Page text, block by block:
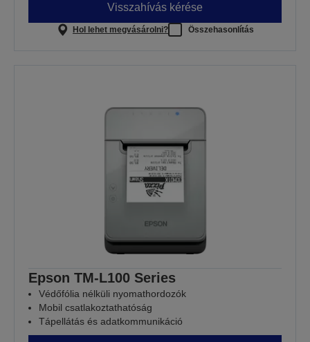
Visszahívás kérése
Hol lehet megvásárolni? Összehasonlítás
Epson TM-L100 Series
Védőfólia nélküli nyomathordozók
Mobil csatlakoztathatóság
Tápellátás és adatkommunikáció